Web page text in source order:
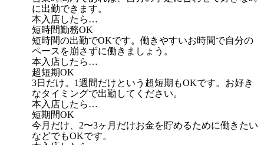
に出勤できます。
本入店したら…
短時間勤務OK
短時間の出勤でOKです。働きやすいお時間で自分の
ペースを崩さずに働きましょう。
本入店したら…
超短期OK
3日だけ。1週間だけという超短期もOKです。お好き
なタイミングで出勤してください。
本入店したら…
短期間OK
今月だけ、2〜3ヶ月だけお金を貯めるために働きたい
などでもOKです。